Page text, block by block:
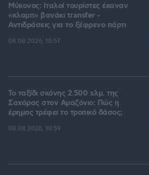
Μύκονος: Ιταλοί τουρίστες έκαναν
«κλαμπ» βανάκι transfer -
Αντιδράσεις για το ξέφρενο πάρτι
08.08.2026, 10:57
Το ταξίδι σκόνης 2.500 χλμ. της
Σαχάρας στον Αμαζόνιο: Πώς η
έρημος τρέφει το τροπικό δάσος;
08.08.2026, 10:59